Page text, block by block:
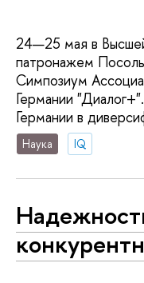
24—25 мая в
патронажем
Симпозиум
Германии
Германии в
Наука IQ